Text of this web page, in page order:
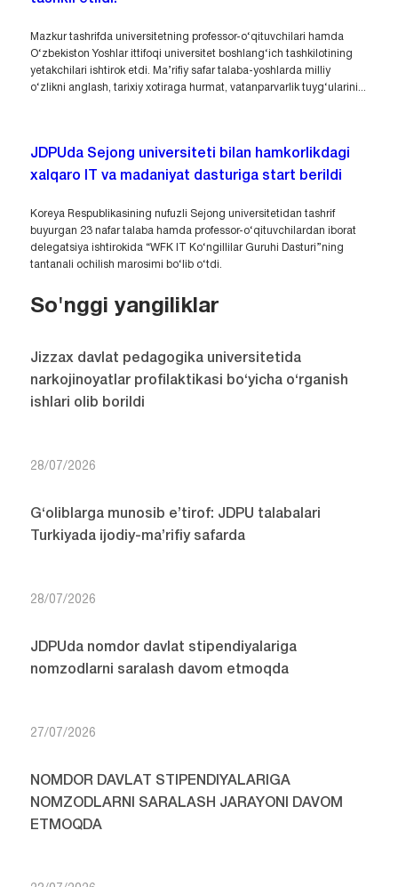
Mazkur tashrifda universitetning professor-o‘qituvchilari hamda
O‘zbekiston Yoshlar ittifoqi universitet boshlang‘ich tashkilotining
yetakchilari ishtirok etdi. Ma’rifiy safar talaba-yoshlarda milliy
o‘zlikni anglash, tarixiy xotiraga hurmat, vatanparvarlik tuyg‘ularini...
JDPUda Sejong universiteti bilan hamkorlikdagi
xalqaro IT va madaniyat dasturiga start berildi
Koreya Respublikasining nufuzli Sejong universitetidan tashrif
buyurgan 23 nafar talaba hamda professor-o‘qituvchilardan iborat
delegatsiya ishtirokida “WFK IT Ko‘ngillilar Guruhi Dasturi”ning
tantanali ochilish marosimi bo‘lib o‘tdi.
So'nggi yangiliklar
Jizzax davlat pedagogika universitetida
narkojinoyatlar profilaktikasi bo‘yicha o‘rganish
ishlari olib borildi
28/07/2026
G‘oliblarga munosib e’tirof: JDPU talabalari
Turkiyada ijodiy-ma’rifiy safarda
28/07/2026
JDPUda nomdor davlat stipendiyalariga
nomzodlarni saralash davom etmoqda
27/07/2026
NOMDOR DAVLAT STIPENDIYALARIGA
NOMZODLARNI SARALASH JARAYONI DAVOM
ETMOQDA